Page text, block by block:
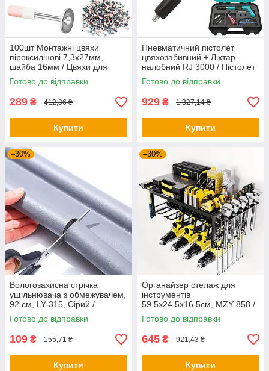
100шт Монтажні цвяхи
піроксилінові 7,3x27мм,
шайба 16мм / Цвяхи для
ручного цвяхозабивного
пістолета
Готово до відправки
289 ₴ 412,86 ₴
Купити
Пневматичний пістолет
цвяхозабивний + Ліхтар
налобний RJ 3000 / Пістолет
для цвяхів / Нейлер
Готово до відправки
929 ₴ 1 327,14 ₴
Купити
–30%
Вологозахисна стрічка
ущільнювача з обмежувачем,
92 см, LY-315, Сірий /
Ущільнювач для дверей
Готово до відправки
109 ₴ 155,71 ₴
Купити
–30%
Органайзер стелаж для
інструментів
59.5х24.5х16.5см, MZY-858 /
Настінний органайзер для
інструментів
Готово до відправки
645 ₴ 921,43 ₴
Купити